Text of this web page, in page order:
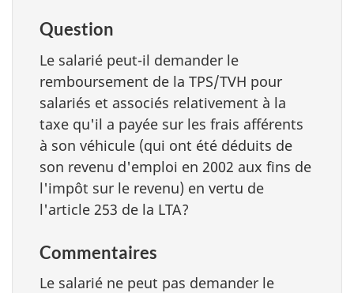
Question
Le salarié peut-il demander le
remboursement de la TPS/TVH pour
salariés et associés relativement à la
taxe qu'il a payée sur les frais afférents
à son véhicule (qui ont été déduits de
son revenu d'emploi en 2002 aux fins de
l'impôt sur le revenu) en vertu de
l'article 253 de la LTA?
Commentaires
Le salarié ne peut pas demander le